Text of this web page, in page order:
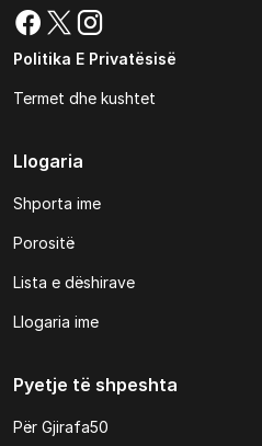
Politika E Privatësisë
Termet dhe kushtet
Llogaria
Shporta ime
Porositë
Lista e dëshirave
Llogaria ime
Pyetje të shpeshta
Për Gjirafa50